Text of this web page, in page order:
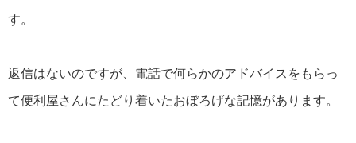
す。
返信はないのですが、電話で何らかのアドバイスをもらっ
て便利屋さんにたどり着いたおぼろげな記憶があります。